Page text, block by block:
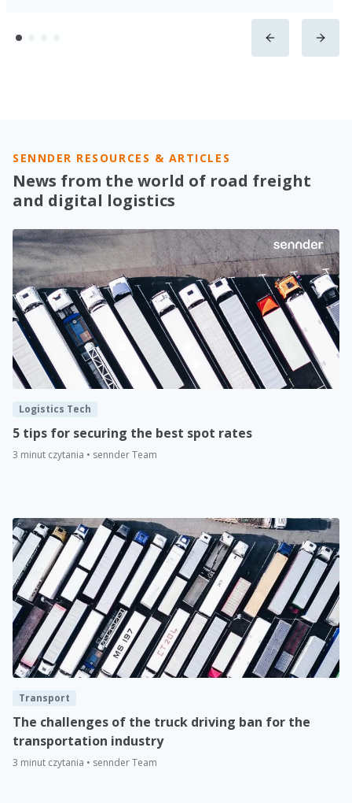
SENNDER RESOURCES & ARTICLES
News from the world of road freight
and digital logistics
Logistics Tech
5 tips for securing the best spot rates
3 minut czytania • sennder Team
Transport
The challenges of the truck driving ban for the
transportation industry
3 minut czytania • sennder Team